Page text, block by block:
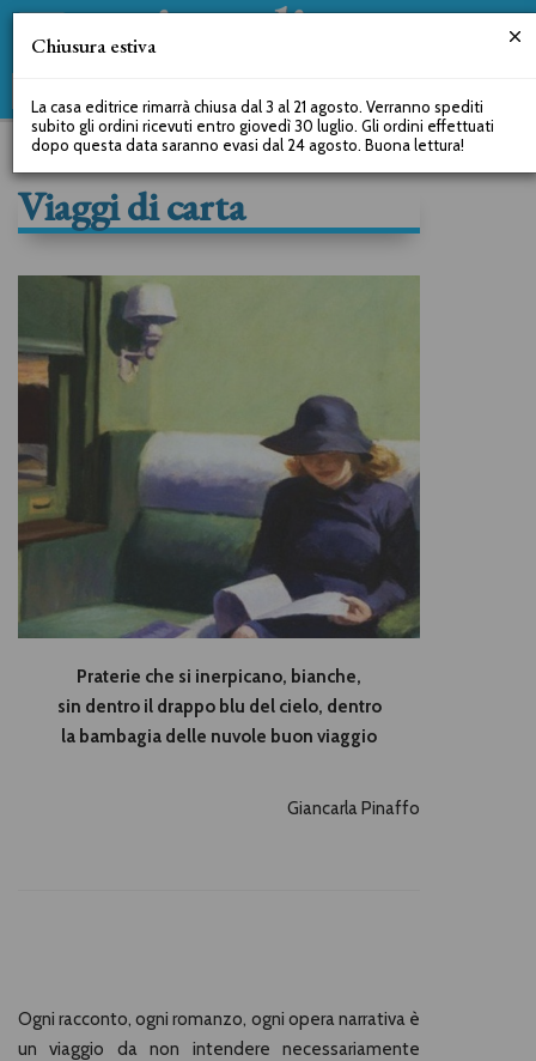
Viaggi di carta
Praterie che si inerpicano, bianche,
sin dentro il drappo blu del cielo, dentro
la bambagia delle nuvole buon viaggio
Giancarla Pinaffo
Ogni racconto, ogni romanzo, ogni opera narrativa è
un viaggio da non intendere necessariamente
Chiusura estiva
La casa editrice rimarrà chiusa dal 3 al 21 agosto. Verranno spediti
subito gli ordini ricevuti entro giovedì 30 luglio. Gli ordini effettuati
dopo questa data saranno evasi dal 24 agosto. Buona lettura!